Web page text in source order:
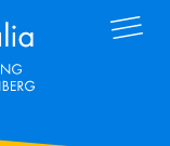
Terra